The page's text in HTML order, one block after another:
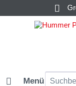
Menü